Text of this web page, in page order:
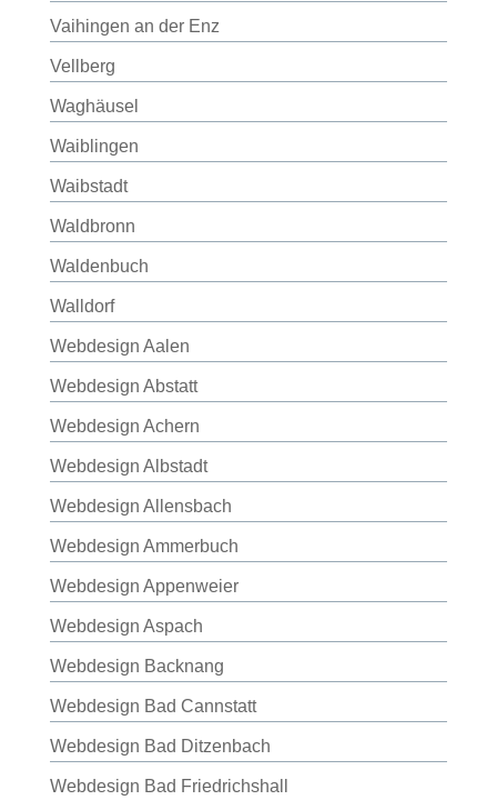
Vaihingen an der Enz
Vellberg
Waghäusel
Waiblingen
Waibstadt
Waldbronn
Waldenbuch
Walldorf
Webdesign Aalen
Webdesign Abstatt
Webdesign Achern
Webdesign Albstadt
Webdesign Allensbach
Webdesign Ammerbuch
Webdesign Appenweier
Webdesign Aspach
Webdesign Backnang
Webdesign Bad Cannstatt
Webdesign Bad Ditzenbach
Webdesign Bad Friedrichshall